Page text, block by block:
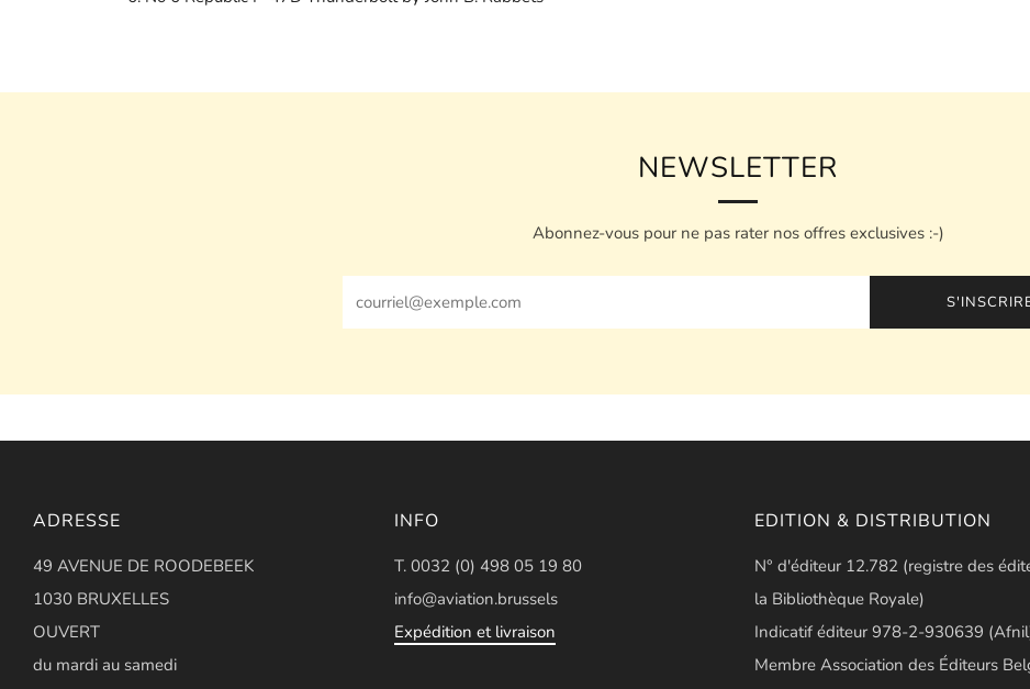
NEWSLETTER
Abonnez-vous pour ne pas rater nos offres exclusives :-)
ADRESSE
49 AVENUE DE ROODEBEEK
1030 BRUXELLES
OUVERT
du mardi au samedi
INFO
T. 0032 (0) 498 05 19 80
info@aviation.brussels
Expédition et livraison
EDITION & DISTRIBUTION
N° d'éditeur 12.782 (registre des
la Bibliothèque Royale)
Indicatif éditeur 978-2-930639
Membre Association des Éditeurs